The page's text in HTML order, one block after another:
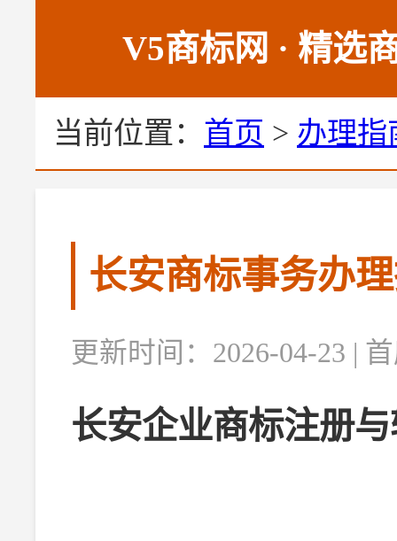
V5商标网 · 精选
当前位置： 首页 > 办理指
长安商标事务办
更新时间：2026-04-23 |
长安企业商标注册